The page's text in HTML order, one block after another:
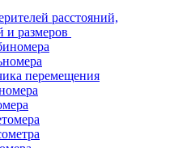
расстояний,
и размеров
перемещения